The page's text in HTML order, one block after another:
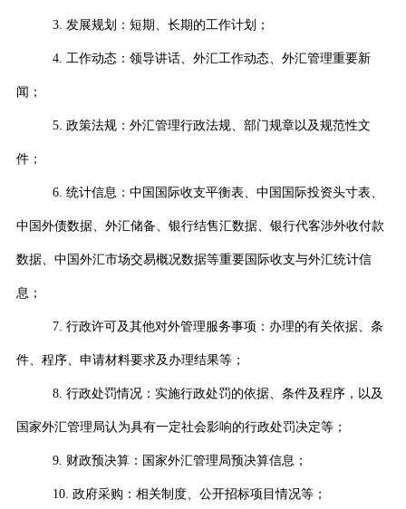
3. 发展规划：短期、长期的工作计划；
4. 工作动态：领导讲话、外汇工作动态、外汇管理重要新
闻；
5. 政策法规：外汇管理行政法规、部门规章以及规范性文
件；
6. 统计信息：中国国际收支平衡表、中国国际投资头寸表、
中国外债数据、外汇储备、银行结售汇数据、银行代客涉外收付款
数据、中国外汇市场交易概况数据等重要国际收支与外汇统计信
息；
7. 行政许可及其他对外管理服务事项：办理的有关依据、条
件、程序、申请材料要求及办理结果等；
8. 行政处罚情况：实施行政处罚的依据、条件及程序，以及
国家外汇管理局认为具有一定社会影响的行政处罚决定等；
9. 财政预决算：国家外汇管理局预决算信息；
10. 政府采购：相关制度、公开招标项目情况等；